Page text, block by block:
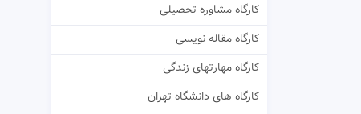
کارگاه مشاوره تحصیلی
کارگاه مقاله نویسی
کارگاه مهارتهای زندگی
کارگاه های دانشگاه تهران